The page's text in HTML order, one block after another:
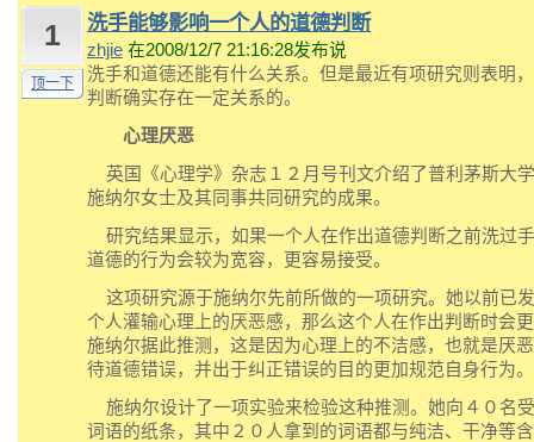
1
顶一下
洗手能够影响一个人的道德判断
zhjie 在2008/12/7 21:16:28发布说
洗手和道德还能有什么关系。但是最近有项研究则表明
判断确实存在一定关系的。
心理厌恶
英国《心理学》杂志１２月号刊文介绍了普利茅斯大
施纳尔女士及其同事共同研究的成果。
研究结果显示，如果一个人在作出道德判断之前洗过
道德的行为会较为宽容，更容易接受。
这项研究源于施纳尔先前所做的一项研究。她以前已
个人灌输心理上的厌恶感，那么这个人在作出判断时会
施纳尔据此推测，这是因为心理上的不洁感，也就是厌
待道德错误，并出于纠正错误的目的更加规范自身行为。
施纳尔设计了一项实验来检验这种推测。她向４０名
词语的纸条，其中２０人拿到的词语都与纯洁、干净等